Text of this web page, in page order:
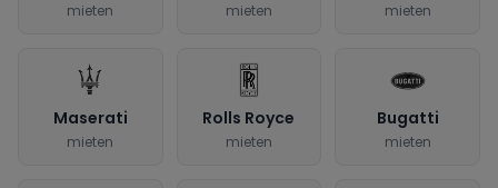
mieten mieten mieten
Maserati
mieten
Rolls Royce
mieten
Bugatti
mieten